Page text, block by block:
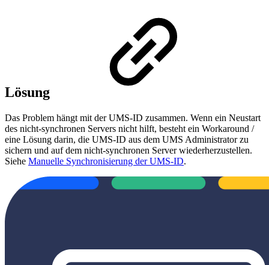
Lösung
Das Problem hängt mit der UMS-ID zusammen. Wenn ein Neustart
des nicht-synchronen Servers nicht hilft, besteht ein Workaround /
eine Lösung darin, die UMS-ID aus dem UMS Administrator zu
sichern und auf dem nicht-synchronen Server wiederherzustellen.
Siehe Manuelle Synchronisierung der UMS-ID.